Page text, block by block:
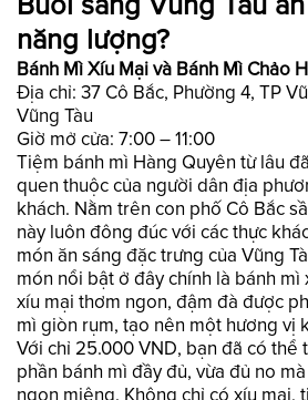
năng lượng?
Bánh Mì Xíu Mại và Bánh Mì Chảo
Địa chỉ: 37 Cô Bắc, Phường 4, TP
Vũng Tàu
Giờ mở cửa: 7:00 – 11:00
Tiệm bánh mì Hàng Quyên từ lâu
quen thuộc của người dân địa
khách. Nằm trên con phố Cô Bắc
này luôn đông đúc với các thực
món ăn sáng đặc trưng của Vũng
món nổi bật ở đây chính là bánh mì
xíu mại thơm ngon, đậm đà được
mì giòn rụm, tạo nên một hương vị
Với chỉ 25.000 VND, bạn đã có thể
phần bánh mì đầy đủ, vừa đủ no
ngon miệng. Không chỉ có xíu mại,